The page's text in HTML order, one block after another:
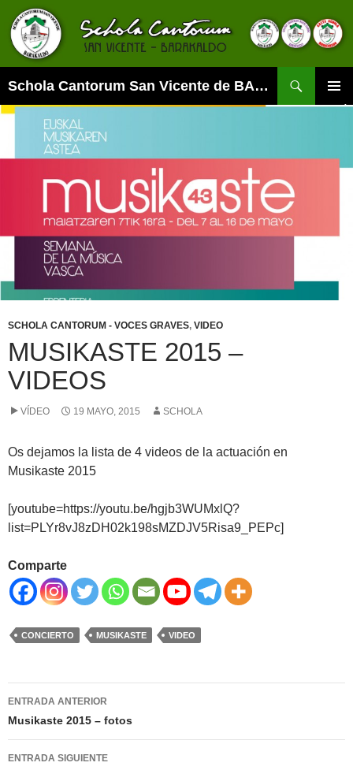
Schola Cantorum San Vicente de BARAKALDO
MENÚ
AL
CONTENIDO
SCHOLA CANTORUM - VOCES GRAVES, VIDEO
MUSIKASTE 2015 –
VIDEOS
VÍDEO 19 MAYO, 2015 SCHOLA
Os dejamos la lista de 4 videos de la actuación en
Musikaste 2015
[youtube=https://youtu.be/hgjb3WUMxlQ?
list=PLYr8vJ8zDH02k198sMZDJV5Risa9_PEPc]
Comparte
CONCIERTO MUSIKASTE VIDEO
Navegación
de
entradas
ENTRADA ANTERIOR
Musikaste 2015 – fotos
ENTRADA SIGUIENTE